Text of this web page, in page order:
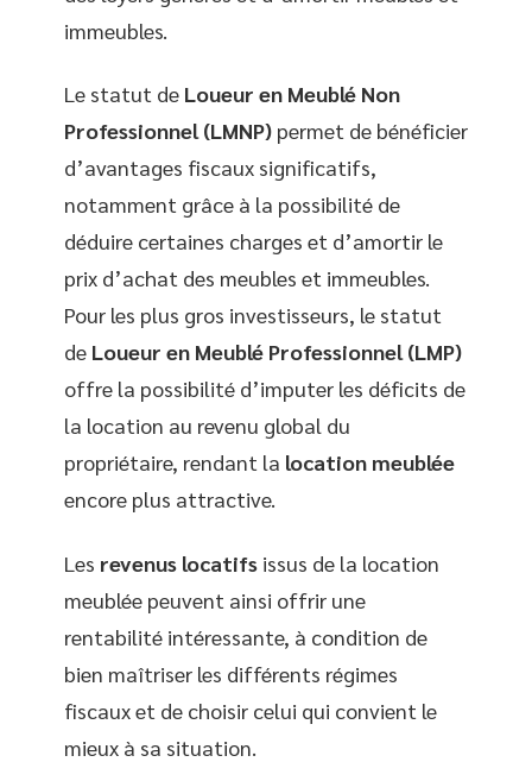
immeubles.
Le statut de Loueur en Meublé Non
Professionnel (LMNP) permet de bénéficier
d’avantages fiscaux significatifs,
notamment grâce à la possibilité de
déduire certaines charges et d’amortir le
prix d’achat des meubles et immeubles.
Pour les plus gros investisseurs, le statut
de Loueur en Meublé Professionnel (LMP)
offre la possibilité d’imputer les déficits de
la location au revenu global du
propriétaire, rendant la location meublée
encore plus attractive.
Les revenus locatifs issus de la location
meublée peuvent ainsi offrir une
rentabilité intéressante, à condition de
bien maîtriser les différents régimes
fiscaux et de choisir celui qui convient le
mieux à sa situation.